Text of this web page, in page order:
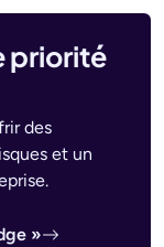
priorité
des
et un
»